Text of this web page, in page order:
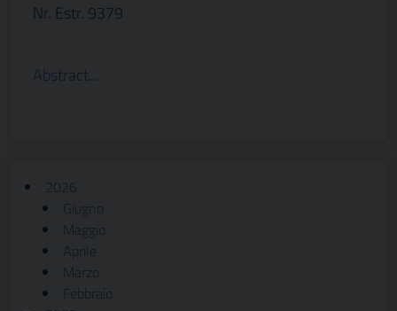
Nr. Estr. 9379
Abstract…
2026
Giugno
Maggio
Aprile
Marzo
Febbraio